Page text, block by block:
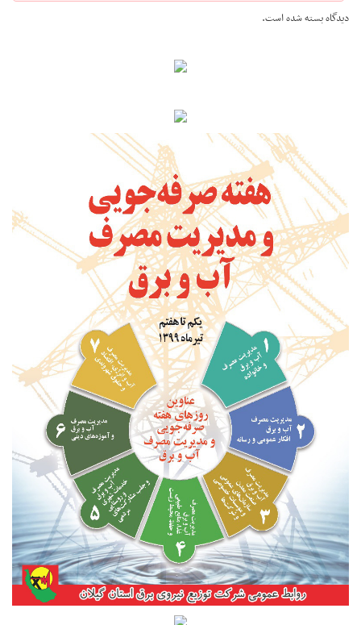
دیدگاه بسته شده است.